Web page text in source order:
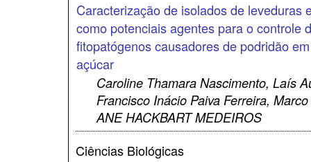
Caracterização de isolados de leveduras
como potenciais agentes para o controle
fitopatógenos causadores de podridão
açúcar
Caroline Thamara Nascimento, Laís
Francisco Inácio Paiva Ferreira,
ANE HACKBART MEDEIROS
Ciências Biológicas